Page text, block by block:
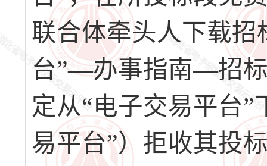
联合体牵头人下载招
台”—办事指南—招
定从“电子交易平台
易平台”）拒收其投